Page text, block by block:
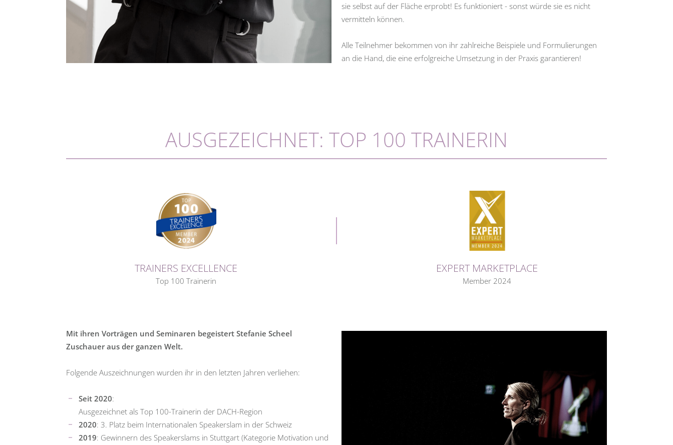
sie selbst auf der Fläche erprobt! Es funktioniert - sonst würde sie es nicht
vermitteln können.
Alle Teilnehmer bekommen von ihr zahlreiche Beispiele und Formulierungen
an die Hand, die eine erfolgreiche Umsetzung in der Praxis garantieren!
AUSGEZEICHNET: TOP 100 TRAINERIN
TRAINERS EXCELLENCE
Top 100 Trainerin
EXPERT MARKETPLACE
Member 2024
Mit ihren Vorträgen und Seminaren begeistert Stefanie Scheel
Zuschauer aus der ganzen Welt.
Folgende Auszeichnungen wurden ihr in den letzten Jahren verliehen:
Seit 2020:
Ausgezeichnet als Top 100-Trainerin der DACH-Region
2020: 3. Platz beim Internationalen Speakerslam in der Schweiz
2019: Gewinnern des Speakerslams in Stuttgart (Kategorie Motivation und